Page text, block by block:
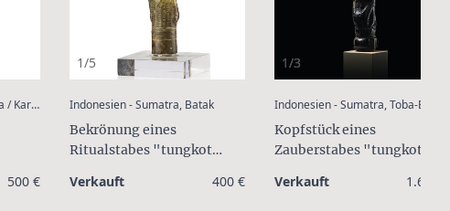
Indonesien - Sumatra, Toba / Karo - Batak :
500 €
1/5
Indonesien - Sumatra, Batak:
Bekrönung eines
Ritualstabes "tungkot
Verkauft 400 €
1/3
Indonesien - Sumatra, Toba-Batak
Kopfstück eines
Zauberstabes "tungkot
Verkauft 1.600 €